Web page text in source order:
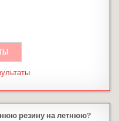
резину на летнюю?